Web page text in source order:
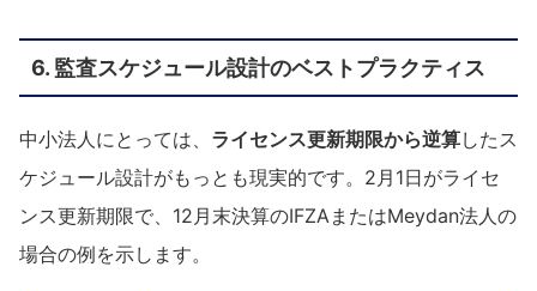
6. 監査スケジュール設計のベストプラクティス
中小法人にとっては、 ライセンス更新期限から逆算したス
ケジュール設計がもっとも現実的です。2月1日がライセ
ンス更新期限で、12月末決算のIFZAまたはMeydan法人の
場合の例を示します。